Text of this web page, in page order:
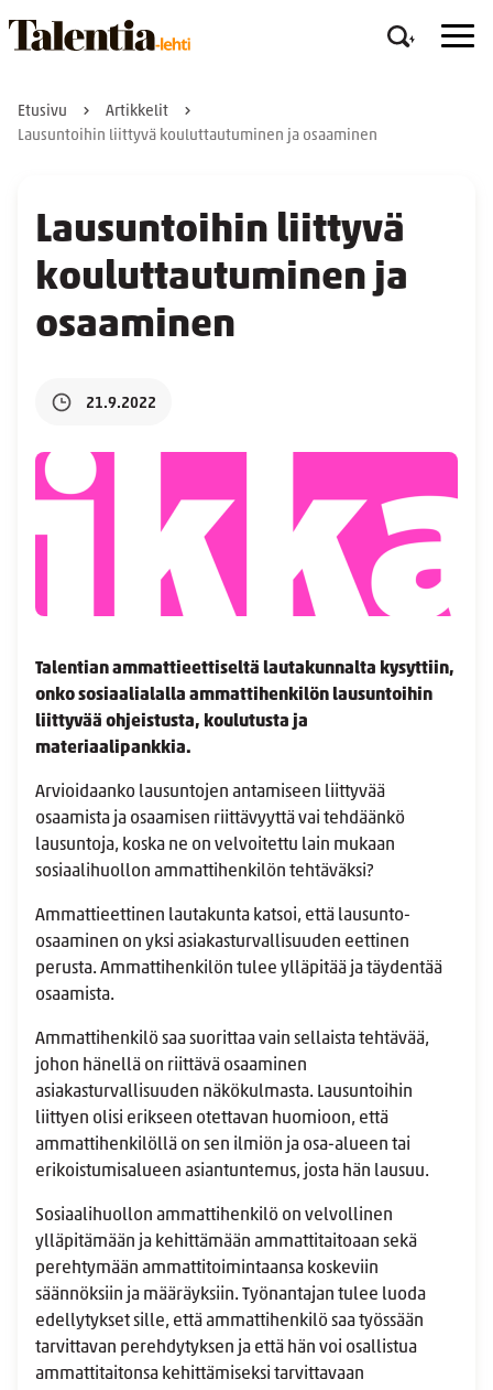
Etusivu
Artikkelit
Lausuntoihin liittyvä kouluttautuminen ja osaaminen
Lausuntoihin liittyvä
kouluttautuminen ja
osaaminen
21.9.2022
Talentian ammattieettiseltä lautakunnalta kysyttiin,
onko sosiaalialalla ammattihenkilön lausuntoihin
liittyvää ohjeistusta, koulutusta ja
materiaalipankkia.
Arvioidaanko lausuntojen antamiseen liittyvää
osaamista ja osaamisen riittävyyttä vai tehdäänkö
lausuntoja, koska ne on velvoitettu lain mukaan
sosiaalihuollon ammattihenkilön tehtäväksi?
Ammattieettinen lautakunta katsoi, että lausunto-
osaaminen on yksi asiakasturvallisuuden eettinen
perusta. Ammattihenkilön tulee ylläpitää ja täydentää
osaamista.
Ammattihenkilö saa suorittaa vain sellaista tehtävää,
johon hänellä on riittävä osaaminen
asiakasturvallisuuden näkökulmasta. Lausuntoihin
liittyen olisi erikseen otettavan huomioon, että
ammattihenkilöllä on sen ilmiön ja osa-alueen tai
erikoistumisalueen asiantuntemus, josta hän lausuu.
Sosiaalihuollon ammattihenkilö on velvollinen
ylläpitämään ja kehittämään ammattitaitoaan sekä
perehtymään ammattitoimintaansa koskeviin
säännöksiin ja määräyksiin. Työnantajan tulee luoda
edellytykset sille, että ammattihenkilö saa työssään
tarvittavan perehdytyksen ja että hän voi osallistua
ammattitaitonsa kehittämiseksi tarvittavaan